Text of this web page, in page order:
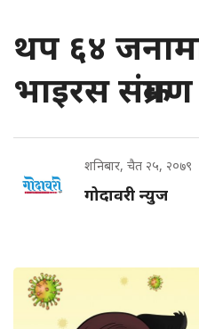
थप ६४
भाइरस संक्रमण
शनिबार, चैत २५, २०७९
गोदावरी न्युज